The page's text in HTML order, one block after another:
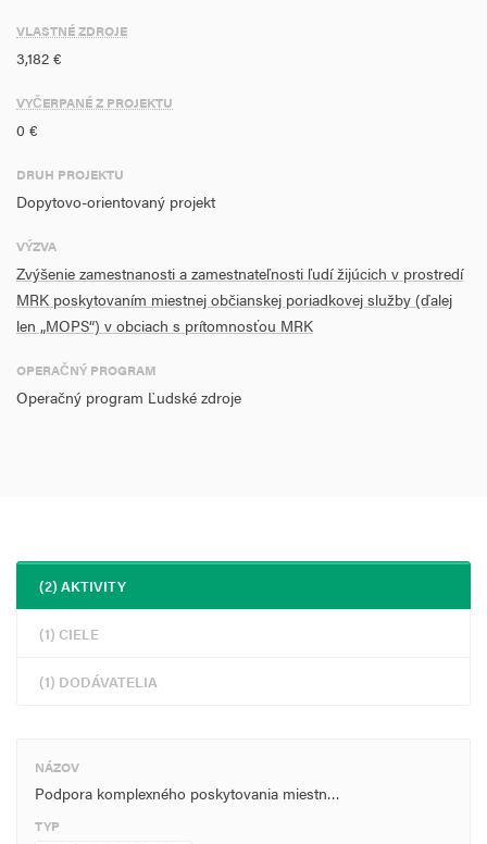
Počet zamestnancov z MRK poskytujúcich asistenčné služby
v hodnote 4.
VLASTNÉ ZDROJE
3,182 €
VYČERPANÉ Z PROJEKTU
0 €
DRUH PROJEKTU
Dopytovo-orientovaný projekt
VÝZVA
Zvýšenie zamestnanosti a zamestnateľnosti ľudí žijúcich v prostredí
MRK poskytovaním miestnej občianskej poriadkovej služby (ďalej
len „MOPS“) v obciach s prítomnosťou MRK
OPERAČNÝ PROGRAM
Operačný program Ľudské zdroje
(2) AKTIVITY
(1) CIELE
(1) DODÁVATELIA
NÁZOV
Podpora komplexného poskytovania miestn…
TYP